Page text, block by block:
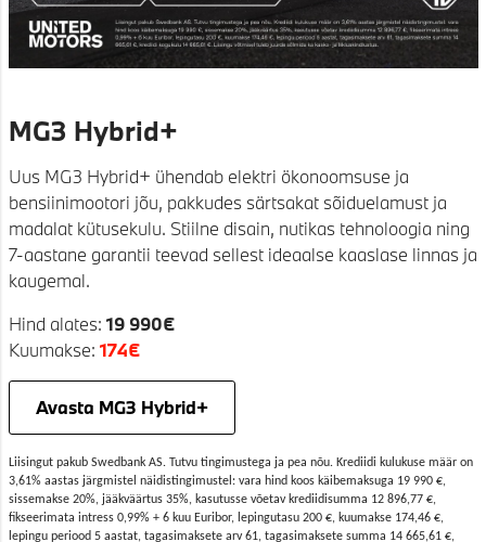
MG3 Hybrid+
Uus MG3 Hybrid+ ühendab elektri ökonoomsuse ja
bensiinimootori jõu, pakkudes särtsakat sõiduelamust ja
madalat kütusekulu. Stiilne disain, nutikas tehnoloogia ning
7-aastane garantii teevad sellest ideaalse kaaslase linnas ja
kaugemal.
Hind alates: 19 990€
Kuumakse: 174€
Avasta MG3 Hybrid+
Liisingut pakub Swedbank AS. Tutvu tingimustega ja pea nõu. Krediidi kulukuse määr on
3,61% aastas järgmistel näidistingimustel: vara hind koos käibemaksuga 19 990 €,
sissemakse 20%, jääkväärtus 35%, kasutusse võetav krediidisumma 12 896,77 €,
fikseerimata intress 0,99% + 6 kuu Euribor, lepingutasu 200 €, kuumakse 174,46 €,
lepingu periood 5 aastat, tagasimaksete arv 61, tagasimaksete summa 14 665,61 €,